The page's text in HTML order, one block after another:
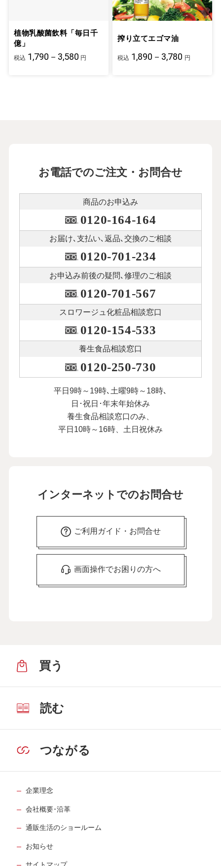
植物乳酸菌飲料「毎日千
億」
税込 1,790－3,580 円
搾り立てエゴマ油
税込 1,890－3,780 円
お電話でのご注文・お問合せ
商品のお申込み
0120-164-164
お届け､支払い､ 返品､交換のご相談
0120-701-234
お申込み前後の疑問､修理のご相談
0120-701-567
スロワージュ化粧品相談窓口
0120-154-533
養生食品相談窓口
0120-250-730
平日9時～19時､土曜9時～18時､
日･祝日･年末年始休み
養生食品相談窓口のみ、
平日10時～16時、土日祝休み
インターネットでのお問合せ
ご利用ガイド・お問合せ
画面操作でお困りの方へ
買う
読む
つながる
企業理念
会社概要･沿革
通販生活のショールーム
お知らせ